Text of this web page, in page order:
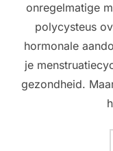
onregelmatige
polycysteus
hormonale
je
gezondheid.